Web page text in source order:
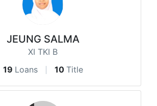
JEUNG SALMA
XI TKI B
19 Loans 10 Title